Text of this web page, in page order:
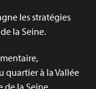
les stratégies
la Seine.
quartier à la Vallée
la Seine.